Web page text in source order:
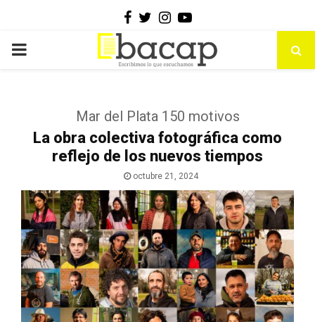
Facebook
Twitter
Instagram
Youtube
PRIMARY
Mar del Plata 150 motivos
La obra colectiva fotográfica como
reflejo de los nuevos tiempos
octubre 21, 2024